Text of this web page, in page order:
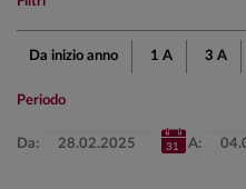
Da inizio anno 1 A 3 A
Periodo
Da: A: